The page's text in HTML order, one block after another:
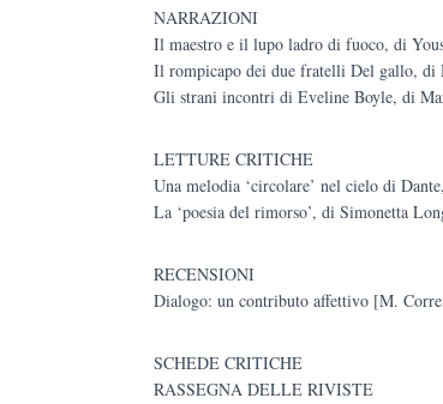
NARRAZIONI
Il maestro e il lupo ladro di fuoco, di
Il rompicapo dei due fratelli Del gallo,
Gli strani incontri di Eveline Boyle, di
LETTURE CRITICHE
Una melodia ‘circolare’ nel cielo di
La ‘poesia del rimorso’, di Simonetta
RECENSIONI
Dialogo: un contributo affettivo [M.
SCHEDE CRITICHE
RASSEGNA DELLE RIVISTE